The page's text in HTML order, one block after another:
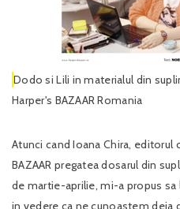
Dodo si Lili in materialul din
Harper's BAZAAR Romania
Atunci cand Ioana Chira, editorul
BAZAAR pregatea dosarul din
de martie-aprilie, mi-a propus
in vedere ca ne cunoastem deja